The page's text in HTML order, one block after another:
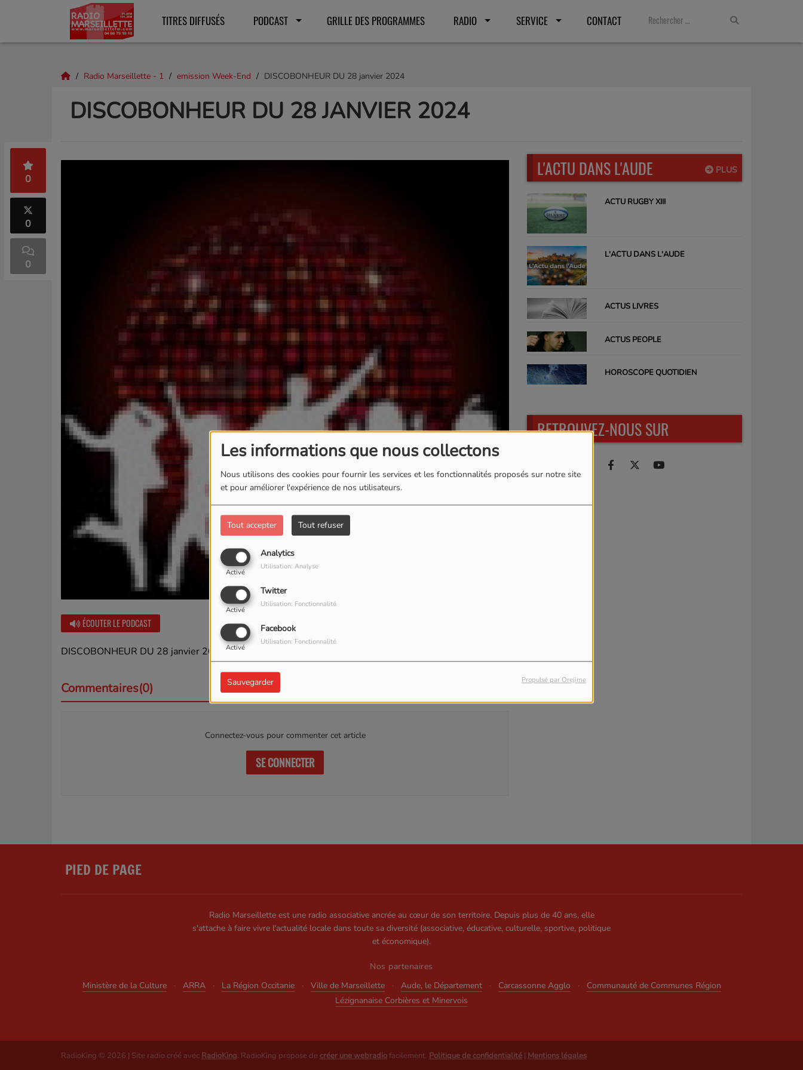
Les informations que nous collectons
Nous utilisons des cookies pour fournir les services et les fonctionnalités proposés sur notre site
et pour améliorer l'expérience de nos utilisateurs.
Tout accepter Tout refuser
Analytics
Activé
Utilisation: Analyse
Twitter
Activé
Utilisation: Fonctionnalité
Facebook
Activé
Utilisation: Fonctionnalité
Sauvegarder Propulsé par Orejime
TITRES DIFFUSÉS PODCAST GRILLE DES PROGRAMMES RADIO SERVICE CONTACT
Radio Marseillette - 1 emission Week-End DISCOBONHEUR DU 28 janvier 2024
DISCOBONHEUR DU 28 JANVIER 2024
0
0
0
ÉCOUTER LE PODCAST
DISCOBONHEUR DU 28 janvier 2024
Commentaires(0)
Connectez-vous pour commenter cet article
SE CONNECTER
PLUS
L'ACTU DANS L'AUDE
ACTU RUGBY XIII
L'ACTU DANS L'AUDE
ACTUS LIVRES
ACTUS PEOPLE
HOROSCOPE QUOTIDIEN
RETROUVEZ-NOUS SUR
PIED DE PAGE
Radio Marseillette est une radio associative ancrée au cœur de son territoire. Depuis plus de 40 ans, elle
s'attache à faire vivre l'actualité locale dans toute sa diversité (associative, éducative, culturelle, sportive, politique
et économique).
Nos partenaires
Ministère de la Culture
· ARRA · La Région Occitanie · Ville de Marseillette · Aude, le Département · Carcassonne Agglo ·
Communauté de Communes Région
Lézignanaise Corbières et Minervois
RadioKing © 2026 | Site radio créé avec RadioKing. RadioKing propose de créer une webradio facilement. Politique de confidentialité | Mentions légales